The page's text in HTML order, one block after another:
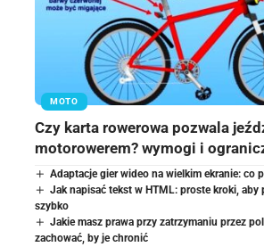
MOTO
Czy karta rowerowa pozwala
motorowerem? wymogi i
Adaptacje gier wideo na wielkim ekranie: co
Jak napisać tekst w HTML: proste kroki, aby
szybko
Jakie masz prawa przy zatrzymaniu przez
zachować, by je chronić